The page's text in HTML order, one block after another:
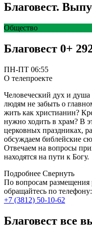
Благовест.
Общество
Благовест 0+
ПН-ПТ 06:55
О телепроекте
Человеческий дух и
людям не забыть о
жить как христианин?
нужно ходить в храм? В
церковных праздниках,
обсуждаем библейские
Отвечаем на вопросы
находятся на пути к Богу.
Подробнее Свернуть
По вопросам размещения
обращайтесь по телефону:
+7 (3812) 50-10-62
Благовест все